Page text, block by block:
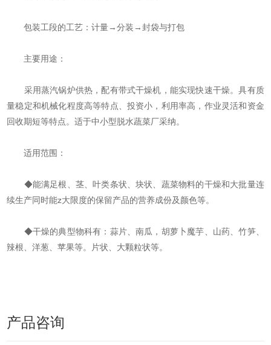
包装工段的工艺：计量→分装→封袋与打包
主要用途：
采用蒸汽锅炉供热，配有带式干燥机，能实现快速干燥。具有质
量稳定和机械化程度高等特点、投资小，利用率高，作业灵活和资金
回收期短等特点。适于中小型脱水蔬菜厂采纳。
适用范围：
◆能满足根、茎、叶类条状、块状、蔬菜物料的干燥和大批量连
续生产同时能z大限度的保留产品的营养成份及颜色等。
◆干燥的典型物科有：蒜片、南瓜，胡萝卜魔芋、山药、竹笋、
辣根、洋葱、苹果等。片状、大颗粒状等。
产品咨询